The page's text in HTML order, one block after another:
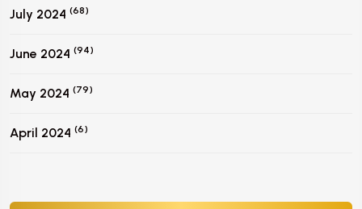
July 2024 (68)
June 2024 (94)
May 2024 (79)
April 2024 (6)